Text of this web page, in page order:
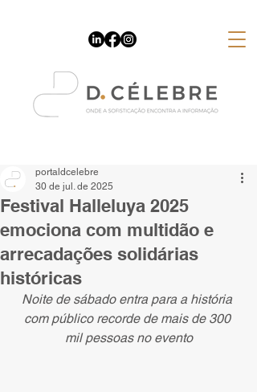
Festival Halleluya 2025
emociona com multidão e
arrecadações solidárias
históricas
portaldcelebre
30 de jul. de 2025
Noite de sábado entra para a história
com público recorde de mais de 300
mil pessoas no evento